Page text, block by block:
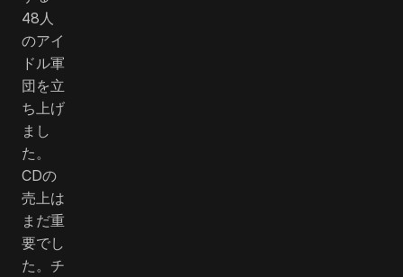
48人
のアイ
ドル軍
団を立
ち上げ
まし
た。
CDの
売上は
まだ重
要でし
た。チ